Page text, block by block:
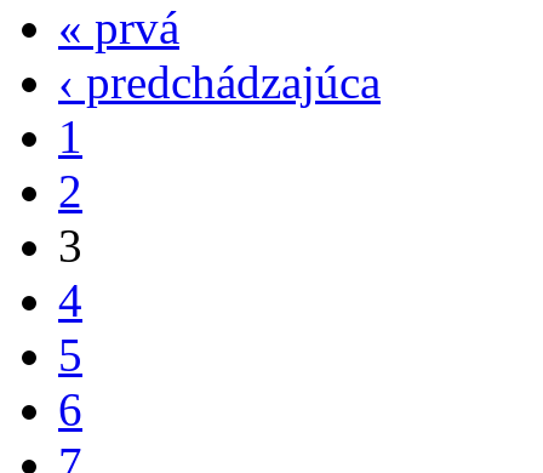
« prvá
‹ predchádzajúca
1
2
3
4
5
6